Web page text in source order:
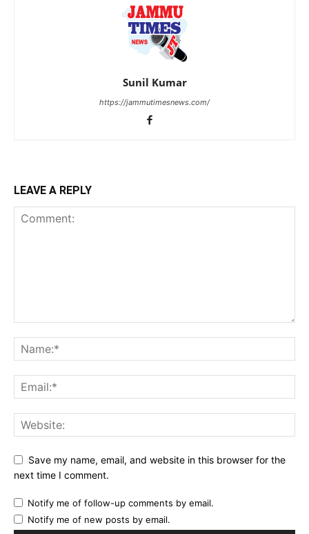
Sunil Kumar
https://jammutimesnews.com/
LEAVE A REPLY
Save my name, email, and website in this browser for the
next time I comment.
Notify me of follow-up comments by email.
Notify me of new posts by email.